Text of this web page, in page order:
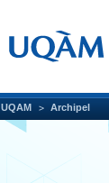
UQAM Archipel